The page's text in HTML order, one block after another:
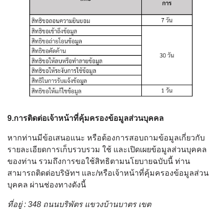
9.การติดต่อเจ้าหน้าที่คุ้มครองข้อมูลส่วนบุคคล
หากท่านมีข้อเสนอแนะ หรือต้องการสอบถามข้อมูลเกี่ยวกับ
รายละเอียดการเก็บรวบรวม ใช้ และเปิดเผยข้อมูลส่วนบุคคล
ของท่าน รวมถึงการขอใช้สิทธิตามนโยบายฉบับนี้ ท่าน
สามารถติดต่อบริษัทฯ และ/หรือเจ้าหน้าที่คุ้มครองข้อมูลส่วน
บุคคล ผ่านช่องทางดังนี้
ที่อยู่ : 348 ถนนบริพัตร แขวงบ้านบาตร เขต